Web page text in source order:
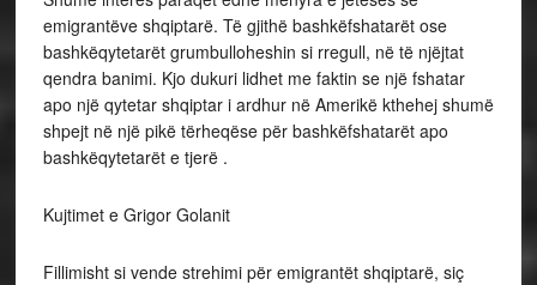
emigrantëve shqiptarë. Të gjithë bashkëfshatarët ose
bashkëqytetarët grumbulloheshin si rregull, në të njëjtat
qendra banimi. Kjo dukuri lidhet me faktin se një fshatar
apo një qytetar shqiptar i ardhur në Amerikë kthehej shumë
shpejt në një pikë tërheqëse për bashkëfshatarët apo
bashkëqytetarët e tjerë .
Kujtimet e Grigor Golanit
Fillimisht si vende strehimi për emigrantët shqiptarë, siç